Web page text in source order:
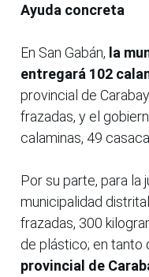
Ayuda concreta
En San Gabán, la
entregará 102
provincial de
frazadas, y el
calaminas, 49
Por su parte, para la
municipalidad
frazadas, 300
de plástico; en tanto
provincial de